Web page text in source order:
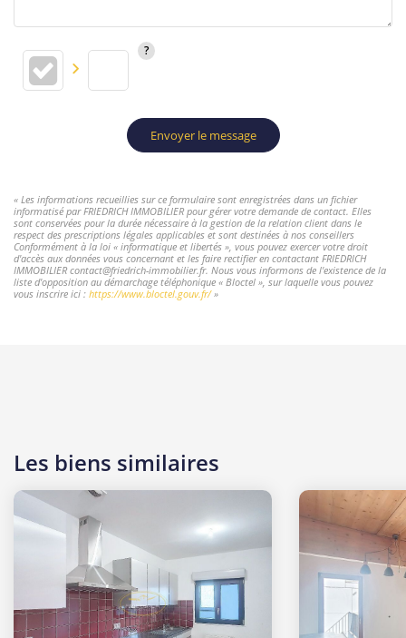
Envoyer le message
« Les informations recueillies sur ce formulaire sont enregistrées dans un fichier
informatisé par FRIEDRICH IMMOBILIER pour gérer votre demande de contact. Elles
sont conservées pour la durée nécessaire à la gestion de la relation client dans le
respect des prescriptions légales applicables et sont destinées à nos conseillers
Conformément à la loi « informatique et libertés », vous pouvez exercer votre droit
d'accès aux données vous concernant et les faire rectifier en contactant FRIEDRICH
IMMOBILIER contact@friedrich-immobilier.fr. Nous vous informons de l'existence de la
liste d'opposition au démarchage téléphonique « Bloctel », sur laquelle vous pouvez
vous inscrire ici : https://www.bloctel.gouv.fr/»
Les biens similaires